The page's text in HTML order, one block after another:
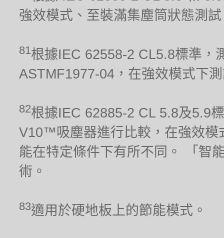
強效模式、至裝滿集塵筒狀態測
81根據IEC 62558-2 CL5.8標準，
ASTMF1977-04，在強效模式下
82根據IEC 62885-2 CL 5.8及5.9
V10™吸塵器進行比較，在強效模
能在特定條件下有所不同。 「智
術。
83適用於硬地板上的節能模式。